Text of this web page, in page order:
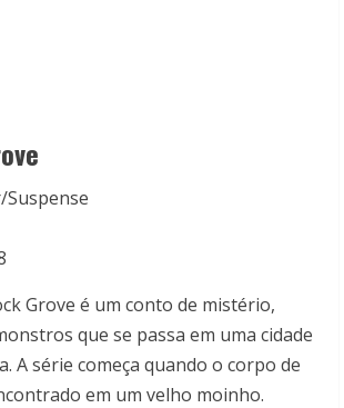
Grove é um conto de mistério,
que se passa em uma cidade
A série começa quando o corpo de
em um velho moinho.